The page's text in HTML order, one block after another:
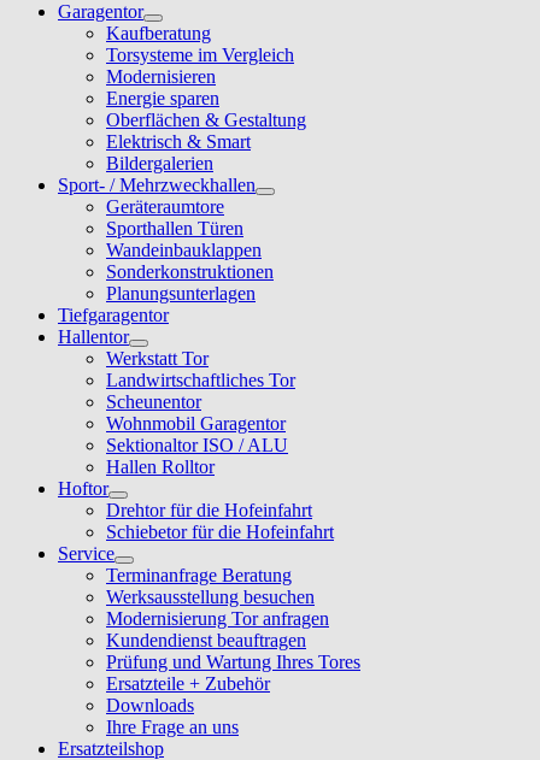
Garagentor
Kaufberatung
Torsysteme im Vergleich
Modernisieren
Energie sparen
Oberflächen & Gestaltung
Elektrisch & Smart
Bildergalerien
Sport- / Mehrzweckhallen
Geräteraumtore
Sporthallen Türen
Wandeinbauklappen
Sonderkonstruktionen
Planungsunterlagen
Tiefgaragentor
Hallentor
Werkstatt Tor
Landwirtschaftliches Tor
Scheunentor
Wohnmobil Garagentor
Sektionaltor ISO / ALU
Hallen Rolltor
Hoftor
Drehtor für die Hofeinfahrt
Schiebetor für die Hofeinfahrt
Service
Terminanfrage Beratung
Werksausstellung besuchen
Modernisierung Tor anfragen
Kundendienst beauftragen
Prüfung und Wartung Ihres Tores
Ersatzteile + Zubehör
Downloads
Ihre Frage an uns
Ersatzteilshop